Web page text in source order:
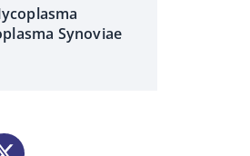
Synoviae